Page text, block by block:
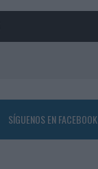
SÍGUENOS EN FACEBOOK